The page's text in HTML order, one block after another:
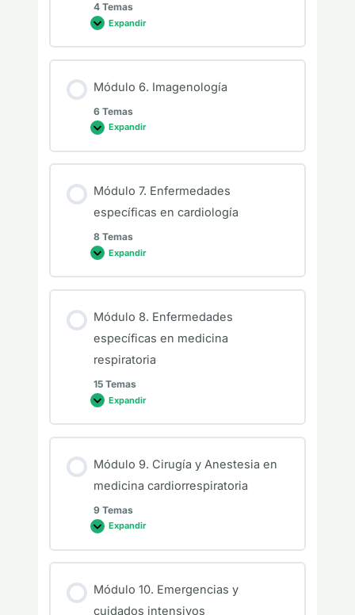
4 Temas
Expandir
Módulo 6. Imagenología
6 Temas
Expandir
Módulo 7. Enfermedades
específicas en cardiología
8 Temas
Expandir
Módulo 8. Enfermedades
específicas en medicina
respiratoria
15 Temas
Expandir
Módulo 9. Cirugía y Anestesia en
medicina cardiorrespiratoria
9 Temas
Expandir
Módulo 10. Emergencias y
cuidados intensivos